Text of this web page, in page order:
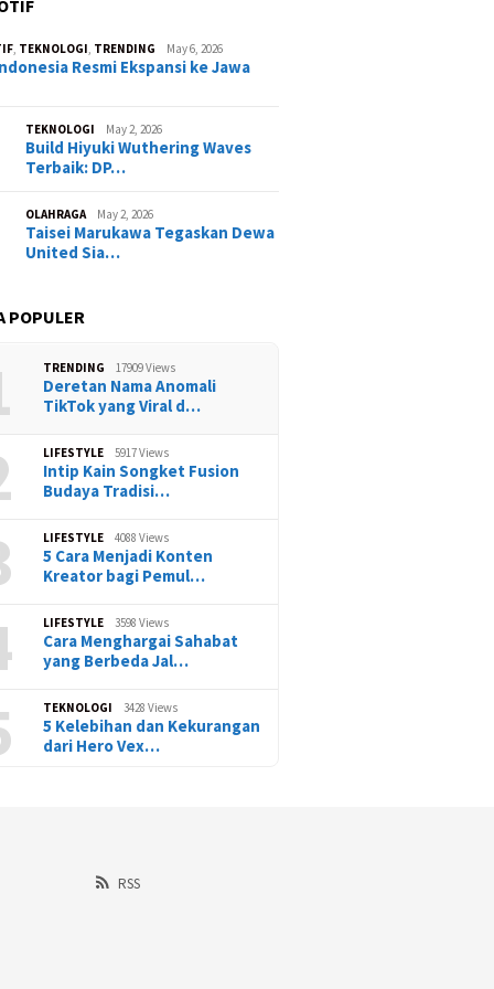
, TEKNOLOGI, TRENDING May 6, 2026
Resmi Ekspansi ke Jawa
TEKNOLOGI May 2, 2026
Build Hiyuki Wuthering Waves
Terbaik: DP…
OLAHRAGA May 2, 2026
Taisei Marukawa Tegaskan Dewa
United Sia…
POPULER
TRENDING 17909 Views
Deretan Nama Anomali
TikTok yang Viral d…
LIFESTYLE 5917 Views
Intip Kain Songket Fusion
Budaya Tradisi…
LIFESTYLE 4088 Views
5 Cara Menjadi Konten
Kreator bagi Pemul…
LIFESTYLE 3598 Views
Cara Menghargai Sahabat
yang Berbeda Jal…
TEKNOLOGI 3428 Views
5 Kelebihan dan Kekurangan
dari Hero Vex…
RSS